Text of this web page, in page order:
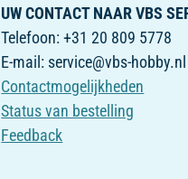
UW CONTACT NAAR VBS
Telefoon: +31 20 809 5778
E-mail: service@vbs-hobby.nl
Contactmogelijkheden
Status van bestelling
Feedback